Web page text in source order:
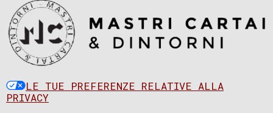
LE TUE PREFERENZE RELATIVE ALLA
PRIVACY